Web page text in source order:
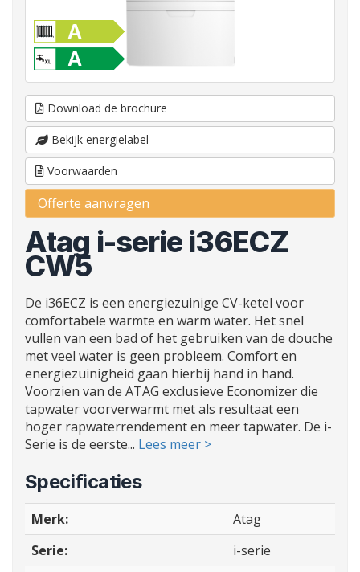
Download de brochure
Bekijk energielabel
Voorwaarden
Offerte aanvragen
Atag i-serie i36ECZ
CW5
De i36ECZ is een energiezuinige CV-ketel voor
comfortabele warmte en warm water. Het snel
vullen van een bad of het gebruiken van de douche
met veel water is geen probleem. Comfort en
energiezuinigheid gaan hierbij hand in hand.
Voorzien van de ATAG exclusieve Economizer die
tapwater voorverwarmt met als resultaat een
hoger rapwaterrendement en meer tapwater. De i-
Serie is de eerste... Lees meer >
Specificaties
Merk:
Atag
Serie:
i-serie